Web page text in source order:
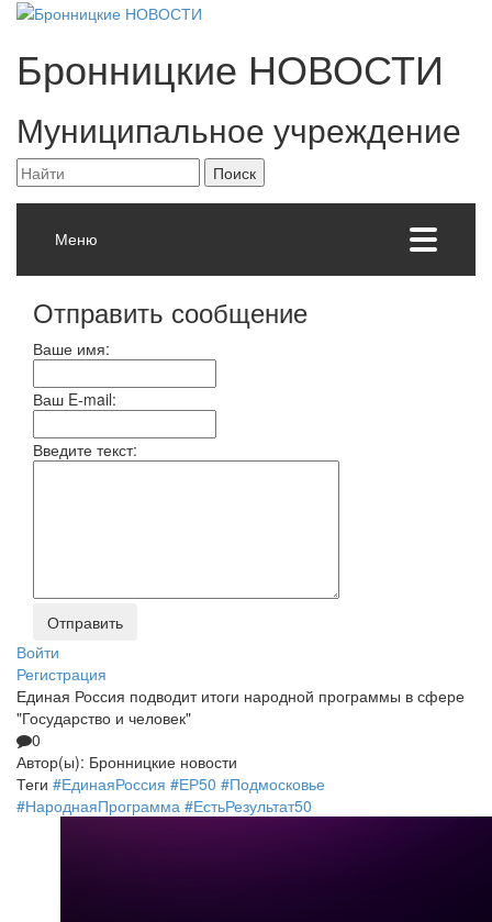
Бронницкие НОВОСТИ
Муниципальное учреждение
Меню
Отправить сообщение
Ваше имя:
Ваш E-mail:
Введите текст:
Войти
Регистрация
Единая Россия подводит итоги народной программы в сфере
"Государство и человек"
0
Автор(ы): Бронницкие новости
Теги #ЕдинаяРоссия #ЕР50 #Подмосковье
#НароднаяПрограмма #ЕстьРезультат50